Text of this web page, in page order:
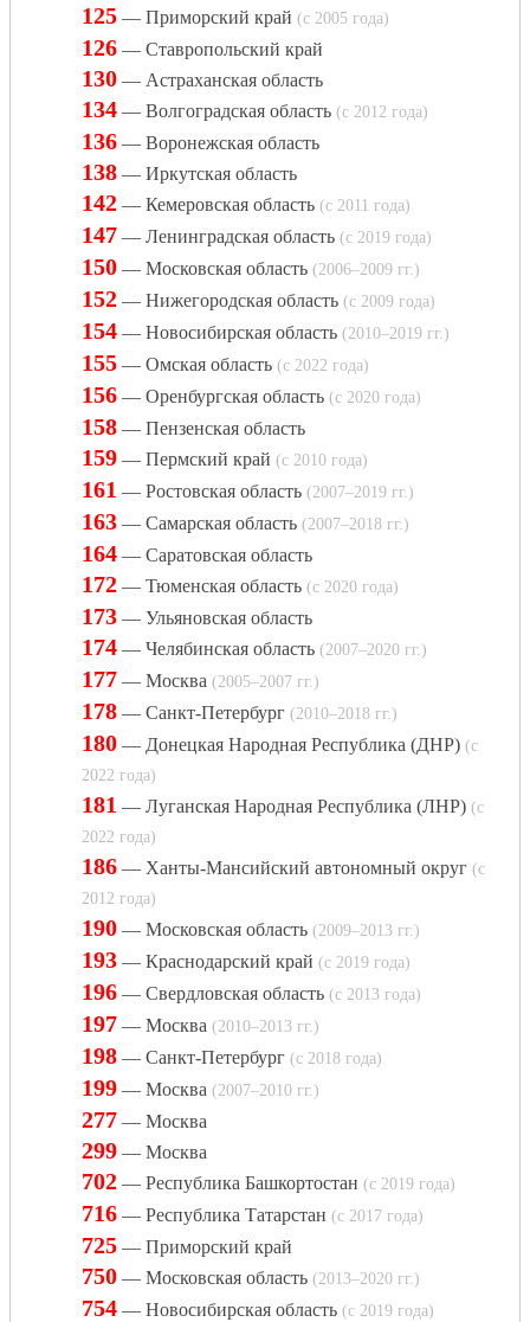
125 — Приморский край (с 2005 года)
126 — Ставропольский край
130 — Астраханская область
134 — Волгоградская область (с 2012 года)
136 — Воронежская область
138 — Иркутская область
142 — Кемеровская область (с 2011 года)
147 — Ленинградская область (с 2019 года)
150 — Московская область (2006–2009 гг.)
152 — Нижегородская область (с 2009 года)
154 — Новосибирская область (2010–2019 гг.)
155 — Омская область (с 2022 года)
156 — Оренбургская область (с 2020 года)
158 — Пензенская область
159 — Пермский край (с 2010 года)
161 — Ростовская область (2007–2019 гг.)
163 — Самарская область (2007–2018 гг.)
164 — Саратовская область
172 — Тюменская область (с 2020 года)
173 — Ульяновская область
174 — Челябинская область (2007–2020 гг.)
177 — Москва (2005–2007 гг.)
178 — Санкт-Петербург (2010–2018 гг.)
180 — Донецкая Народная Республика (ДНР) (с
2022 года)
181 — Луганская Народная Республика (ЛНР) (с
2022 года)
186 — Ханты-Мансийский автономный округ (с
2012 года)
190 — Московская область (2009–2013 гг.)
193 — Краснодарский край (с 2019 года)
196 — Свердловская область (с 2013 года)
197 — Москва (2010–2013 гг.)
198 — Санкт-Петербург (с 2018 года)
199 — Москва (2007–2010 гг.)
277 — Москва
299 — Москва
702 — Республика Башкортостан (с 2019 года)
716 — Республика Татарстан (с 2017 года)
725 — Приморский край
750 — Московская область (2013–2020 гг.)
754 — Новосибирская область (с 2019 года)